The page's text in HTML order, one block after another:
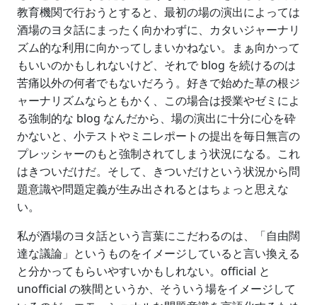
教育機関で行おうとすると、最初の場の演出によっては
酒場のヨタ話にまったく向かわずに、カタいジャーナリ
ズム的な利用に向かってしまいかねない。まぁ向かって
もいいのかもしれないけど、それで blog を続けるのは
苦痛以外の何者でもないだろう。好きで始めた草の根ジ
ャーナリズムならともかく、この場合は授業やゼミによ
る強制的な blog なんだから、場の演出に十分に心を砕
かないと、小テストやミニレポートの提出を毎日無言の
プレッシャーのもと強制されてしまう状況になる。これ
はきついだけだ。そして、きついだけという状況から問
題意識や問題定義が生み出されるとはちょっと思えな
い。
私が酒場のヨタ話という言葉にこだわるのは、「自由闊
達な議論」というものをイメージしていると言い換える
と分かってもらいやすいかもしれない。official と
unofficial の狭間というか、そういう場をイメージして